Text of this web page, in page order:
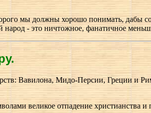
мы должны хорошо понимать, дабы
народ - это ничтожное, фанатичное
Вавилона, Мидо-Персии, Греции и
великое отпадение христианства и